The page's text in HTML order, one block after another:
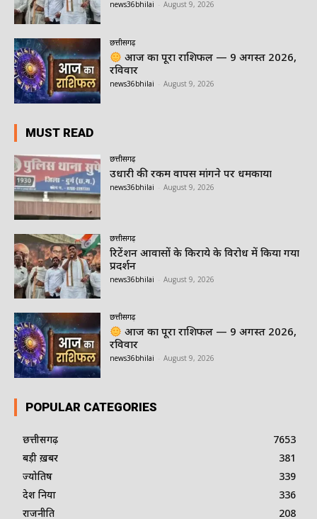
news36bhilai August 9, 2026
छत्तीसगढ़
आज का पूरा राशिफल — 9 अगस्त 2026,
रविवार
news36bhilai August 9, 2026
MUST READ
छत्तीसगढ़
उधारी की रकम वापस मांगने पर धमकाया
news36bhilai August 9, 2026
छत्तीसगढ़
रिटेंशन आवासों के किराये के विरोध में किया गया
प्रदर्शन
news36bhilai August 9, 2026
छत्तीसगढ़
आज का पूरा राशिफल — 9 अगस्त 2026,
रविवार
news36bhilai August 9, 2026
POPULAR CATEGORIES
छत्तीसगढ़
7653
बड़ी ख़बर
381
ज्योतिष
339
देश दुनिया
336
राजनीति
208